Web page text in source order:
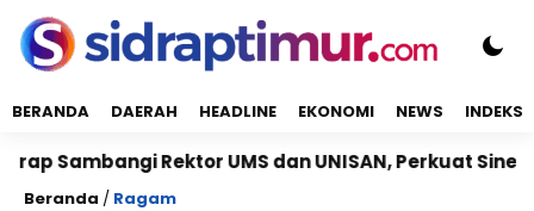
BERANDA DAERAH HEADLINE EKONOMI NEWS INDEKS
Rektor UMS dan UNISAN, Perkuat Sinergi
Beranda / Ragam